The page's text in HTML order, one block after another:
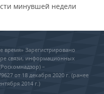
минувшей недели
время» Зарегистрировано
связи, информационных
–
от 18 декабря 2020 г. (ранее
2014 г.)